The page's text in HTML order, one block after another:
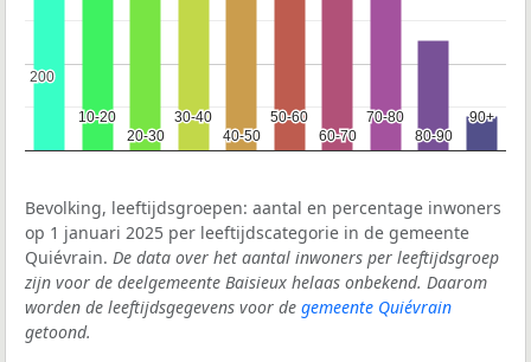
10-20
10-20
20-30
20-30
30-40
30-40
40-50
40-50
50-60
50-60
60-70
60-70
70-80
70-80
80-90
80-90
90+
90+
200
200
Bevolking, leeftijdsgroepen: aantal en percentage inwoners
op 1 januari 2025 per leeftijdscategorie in de gemeente
Quiévrain. De data over het aantal inwoners per leeftijdsgroep
zijn voor de deelgemeente Baisieux helaas onbekend. Daarom
worden de leeftijdsgegevens voor de gemeente Quiévrain
getoond.